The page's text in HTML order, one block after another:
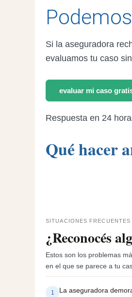
Si la aseguradora
evaluamos tu caso
evaluar mi caso
Respuesta en 24
Qué hacer
SITUACIONES FRECUENTES
¿Reconocés
Estos son los problemas
en el que se parece a tu
1 La aseguradora